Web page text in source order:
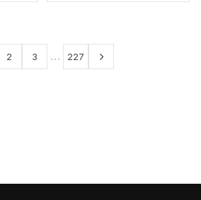
2 3 … 227